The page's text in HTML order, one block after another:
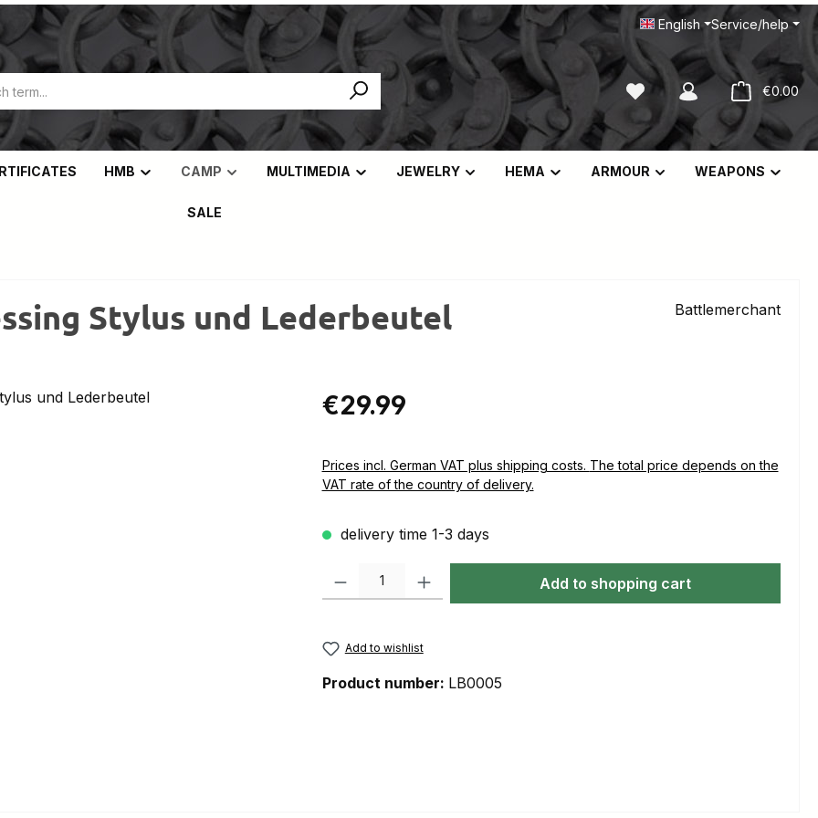
English Service/help
You have 0 wishlist items
€0.00
HMB CAMP MULTIMEDIA JEWELRY HEMA ARMOUR WEAPONS
SALE
Stylus und Lederbeutel Battlemerchant
Regular price:
€29.99
Prices incl. German VAT plus shipping costs. The total price depends on the
VAT rate of the country of delivery.
delivery time 1-3 days
Product Quantity: Enter the desired amount or use the buttons to increase or
Add to shopping cart
Add to wishlist
Product number: LB0005